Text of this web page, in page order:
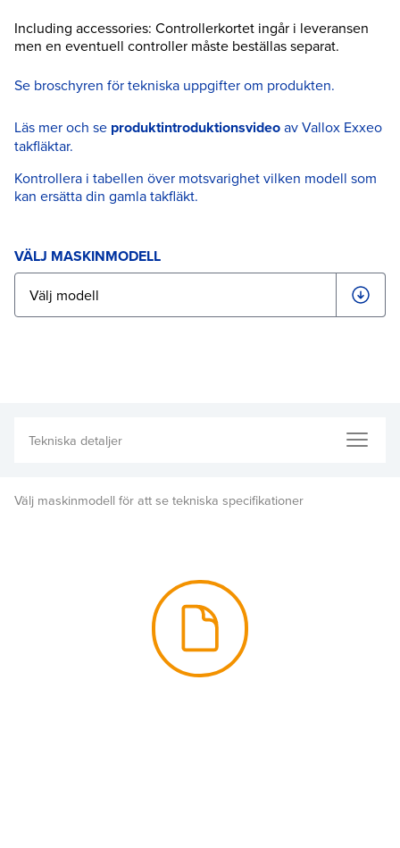
Including accessories: Controllerkortet ingår i leveransen
men en eventuell controller måste beställas separat.
Se broschyren för tekniska uppgifter om produkten.
Läs mer och se produktintroduktionsvideoav Vallox Exxeo
takfläktar.
Kontrollera i tabellen över motsvarighet vilken modell som
kan ersätta din gamla takfläkt.
VÄLJ MASKINMODELL
Välj maskinmodell för att se tekniska specifikationer